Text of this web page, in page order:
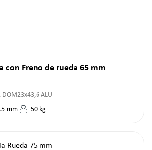
con Freno de rueda 65 mm
DOM23x43,6 ALU
mm 50 kg